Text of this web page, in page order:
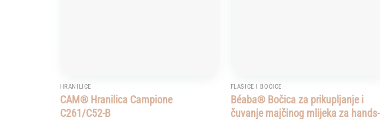
HRANILICE
CAM® Hranilica Campione
C261/C52-B
FLAŠICE I BOČICE
Béaba® Bočica za prikupljanje i
čuvanje majčinog mlijeka za hands-